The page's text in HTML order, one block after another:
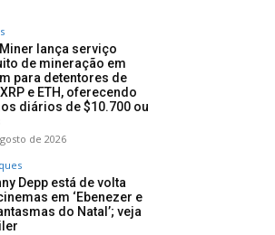
lança serviço
de mineração em
para detentores de
XRP e ETH, oferecendo
diários de $10.700 ou
de 2026
Depp está de volta
em ‘Ebenezer e
do Natal’; veja